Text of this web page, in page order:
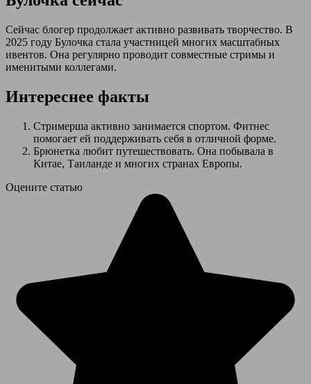
Сейчас блогер продолжает активно развивать творчество. В
2025 году Булочка стала участницей многих масштабных
ивентов. Она регулярно проводит совместные стримы и
именитыми коллегами.
Интереснее факты
Стримерша активно занимается спортом. Фитнес
помогает ей поддерживать себя в отличной форме.
Брюнетка любит путешествовать. Она побывала в
Китае, Таиланде и многих странах Европы.
Оцените статью